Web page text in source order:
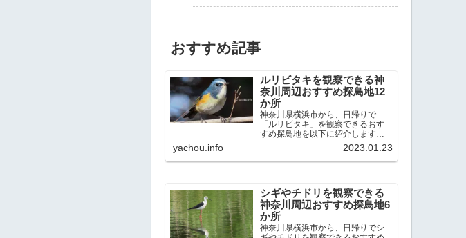
おすすめ記事
ルリビタキを観察できる神
奈川周辺おすすめ探鳥地12
か所
神奈川県横浜市から、日帰りで
「ルリビタキ」を観察できるおす
すめ探鳥地を以下に紹介します。
これまで80か所近くの探鳥地を訪
れ、手応えを感じた場所です。以
下、★ が多いほど観察しやすく、
yachou.info 2023.01.23
シギやチドリを観察できる
神奈川周辺おすすめ探鳥地6
か所
神奈川県横浜市から、日帰りでシ